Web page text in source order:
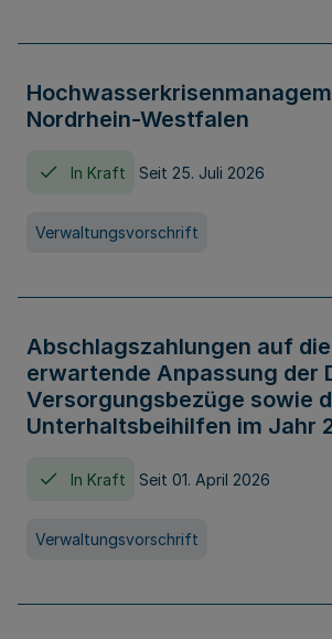
Nordrhein-Westfalen
In Kraft Seit 25. Juli 2026
Verwaltungsvorschrift
Abschlagszahlungen auf
erwartende Anpassung der
Versorgungsbezüge sowie
Unterhaltsbeihilfen im Jahr
In Kraft Seit 01. April 2026
Verwaltungsvorschrift